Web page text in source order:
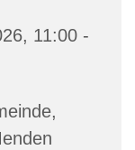
11:00 -